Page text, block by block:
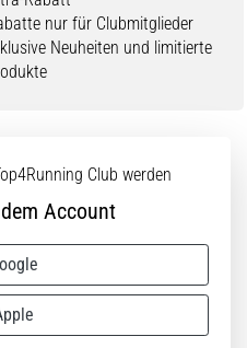
nur für Clubmitglieder
Neuheiten und limitierte
Club werden
Account